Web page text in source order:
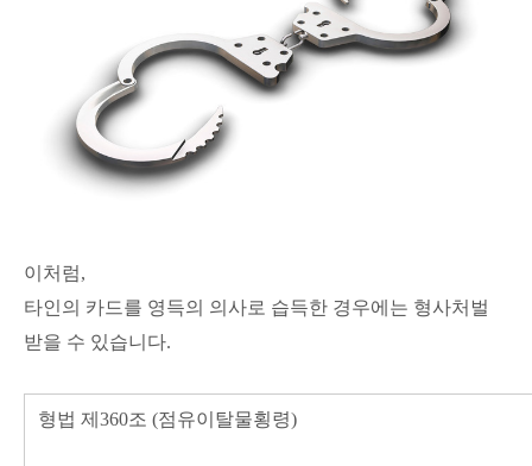
이처럼,
타인의 카드를 영득의 의사로 습득한 경우에는 형사처벌
받을 수 있습니다.
형법 제360조 (점유이탈물횡령)